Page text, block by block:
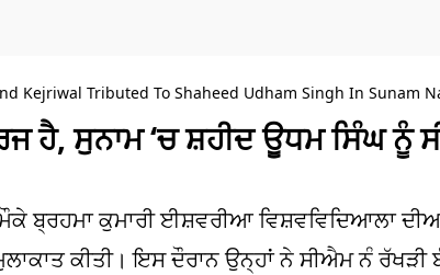
Kejriwal Tributed To Shaheed Udham Singh In Sunam
ਹੈ, ਸੁਨਾਮ ‘ਚ ਸ਼ਹੀਦ ਊਧਮ ਸਿੰਘ ਨੂੰ
ਬ੍ਰਹਮਾ ਕੁਮਾਰੀ ਈਸ਼ਵਰੀਆ ਵਿਸ਼ਵਵਿਦਿਆਲਾ
ਕੀਤੀ। ਇਸ ਦੌਰਾਨ ਉਨ੍ਹਾਂ ਨੇ ਸੀਐਮ ਨੰ ਰੱਖੜੀ